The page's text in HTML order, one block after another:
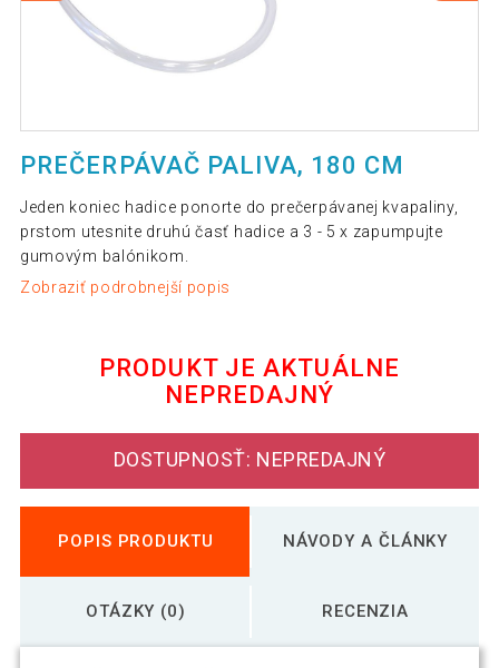
PREČERPÁVAČ PALIVA, 180 CM
Jeden koniec hadice ponorte do prečerpávanej kvapaliny,
prstom utesnite druhú časť hadice a 3 - 5 x zapumpujte
gumovým balónikom.
Zobraziť podrobnejší popis
PRODUKT JE AKTUÁLNE
NEPREDAJNÝ
DOSTUPNOSŤ: NEPREDAJNÝ
POPIS PRODUKTU NÁVODY A ČLÁNKY
OTÁZKY (0) RECENZIA